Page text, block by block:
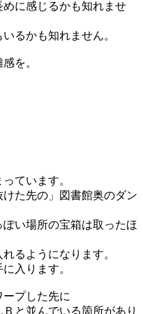
に感じるかも知れませ
るかも知れません。
を。
ています。
た先の」図書館奥のダン
い場所の宝箱は取ったほ
るようになります。
入ります。
プした先に
と並んでいる箇所があり